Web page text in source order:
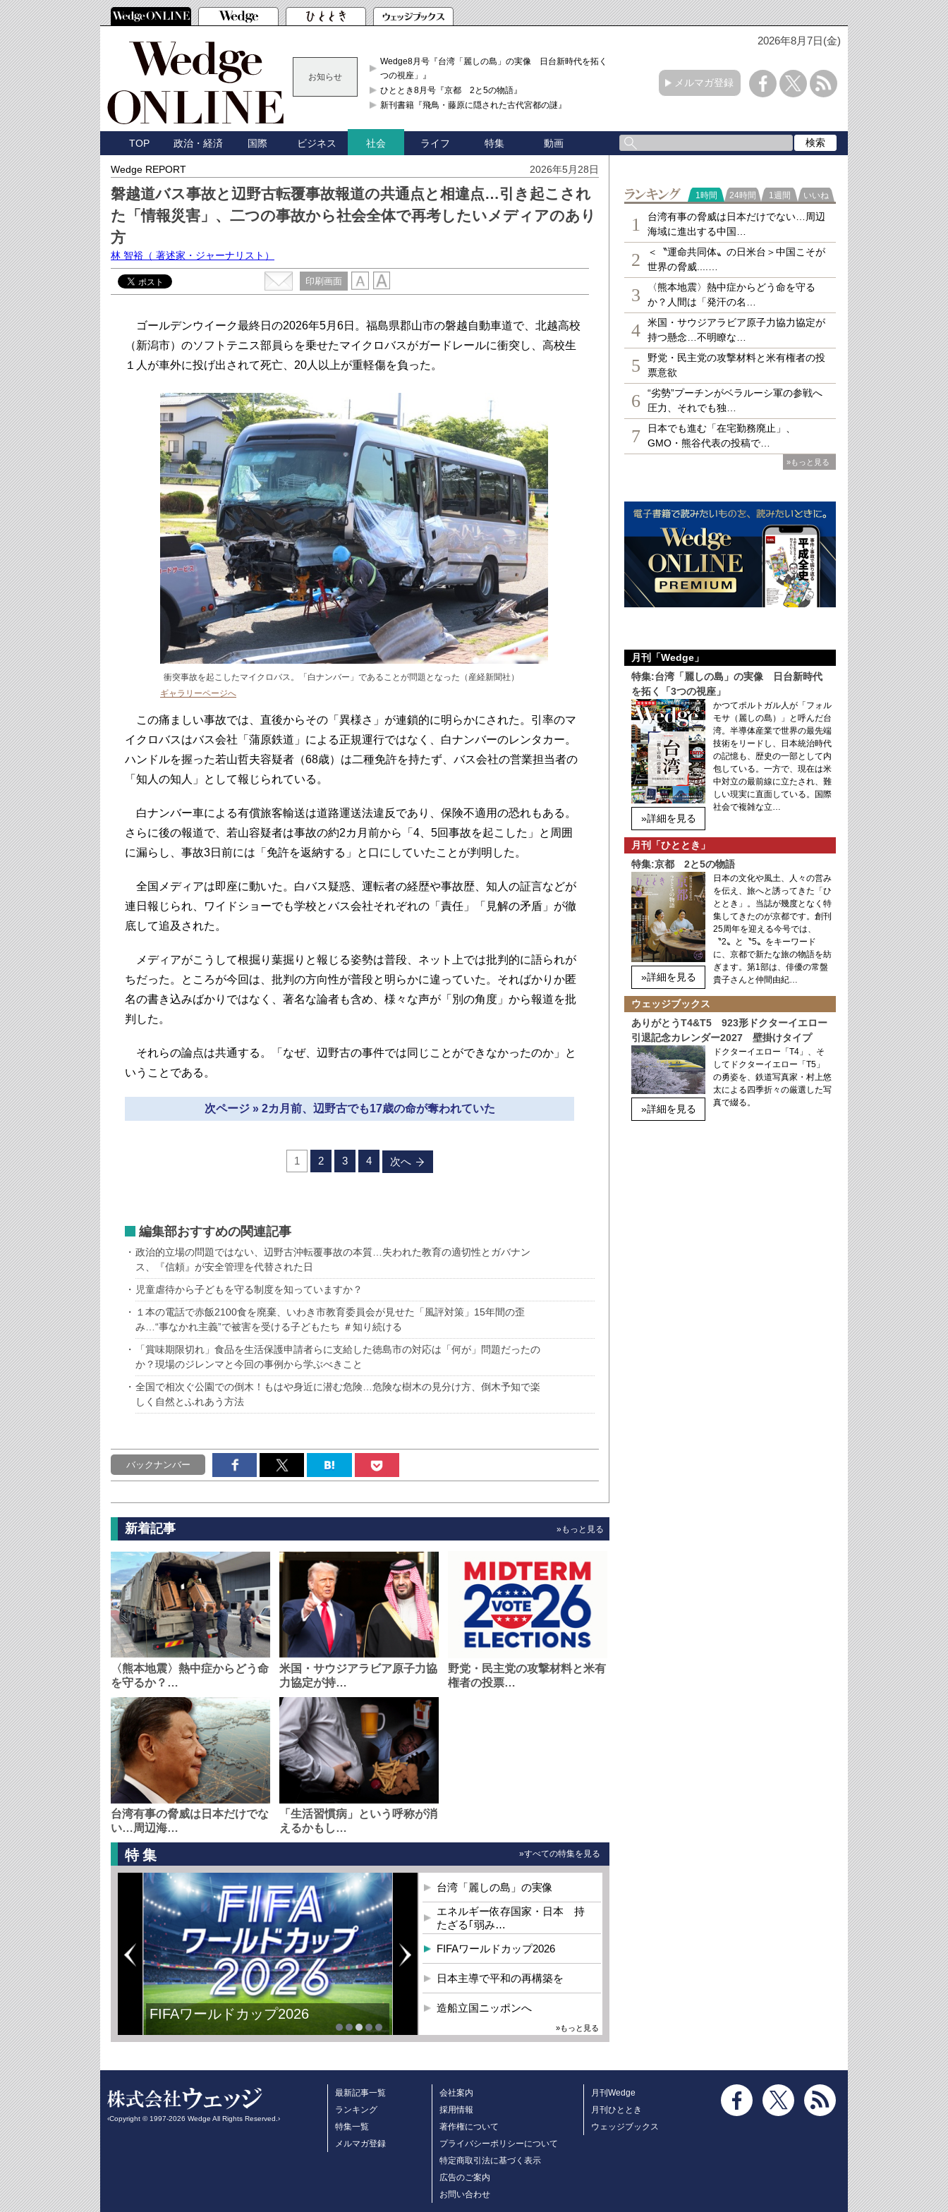
2026年8月7日(金)
お知らせ
Wedge8月号『台湾「麗しの島」の実像 日台新時代を拓く「3
つの視座」』
ひととき8月号『京都 2と5の物語』
新刊書籍『飛鳥・藤原に隠された古代宮都の謎』
メルマガ登録
TOP 政治・経済 国際 ビジネス 社会 ライフ 特集 動画
Wedge REPORT 2026年5月28日
磐越道バス事故と辺野古転覆事故報道の共通点と相違点…引き起こされ
た「情報災害」、二つの事故から社会全体で再考したいメディアのあり
方
林 智裕 （ 著述家・ジャーナリスト）
印刷画面
ゴールデンウイーク最終日の2026年5月6日。福島県郡山市の磐越自動車道で、北越高校
（新潟市）のソフトテニス部員らを乗せたマイクロバスがガードレールに衝突し、高校生
１人が車外に投げ出されて死亡、20人以上が重軽傷を負った。
衝突事故を起こしたマイクロバス。「白ナンバー」であることが問題となった（産経新聞社）
ギャラリーページへ
この痛ましい事故では、直後からその「異様さ」が連鎖的に明らかにされた。引率のマ
イクロバスはバス会社「蒲原鉄道」による正規運行ではなく、白ナンバーのレンタカー。
ハンドルを握った若山哲夫容疑者（68歳）は二種免許を持たず、バス会社の営業担当者の
「知人の知人」として報じられている。
白ナンバー車による有償旅客輸送は道路運送法違反であり、保険不適用の恐れもある。
さらに後の報道で、若山容疑者は事故の約2カ月前から「4、5回事故を起こした」と周囲
に漏らし、事故3日前には「免許を返納する」と口にしていたことが判明した。
全国メディアは即座に動いた。白バス疑惑、運転者の経歴や事故歴、知人の証言などが
連日報じられ、ワイドショーでも学校とバス会社それぞれの「責任」「見解の矛盾」が徹
底して追及された。
メディアがこうして根掘り葉掘りと報じる姿勢は普段、ネット上では批判的に語られが
ちだった。ところが今回は、批判の方向性が普段と明らかに違っていた。そればかりか匿
名の書き込みばかりではなく、著名な論者も含め、様々な声が「別の角度」から報道を批
判した。
それらの論点は共通する。「なぜ、辺野古の事件では同じことができなかったのか」と
いうことである。
次ページ » 2カ月前、辺野古でも17歳の命が奪われていた
1 2 3 4 次へ
編集部おすすめの関連記事
政治的立場の問題ではない、辺野古沖転覆事故の本質…失われた教育の適切性とガバナン
ス、『信頼』が安全管理を代替された日
児童虐待から子どもを守る制度を知っていますか？
１本の電話で赤飯2100食を廃棄、いわき市教育委員会が見せた「風評対策」15年間の歪
み…“事なかれ主義”で被害を受ける子どもたち ＃知り続ける
「賞味期限切れ」食品を生活保護申請者らに支給した徳島市の対応は「何が」問題だったの
か？現場のジレンマと今回の事例から学ぶべきこと
全国で相次ぐ公園での倒木！もはや身近に潜む危険…危険な樹木の見分け方、倒木予知で楽
しく自然とふれあう方法
バックナンバー
新着記事 »もっと見る
〈熊本地震〉熱中症からどう命
を守るか？…
米国・サウジアラビア原子力協
力協定が持…
野党・民主党の攻撃材料と米有
権者の投票…
台湾有事の脅威は日本だけでな
い…周辺海…
「生活習慣病」という呼称が消
えるかもし…
特集 »すべての特集を見る
FIFAワールドカップ2026
台湾「麗しの島」の実像
エネルギー依存国家・日本 持
たざる｢弱み…
FIFAワールドカップ2026
日本主導で平和の再構築を
造船立国ニッポンへ
»もっと見る
ランキング
1時間 24時間 1週間 いいね
1
台湾有事の脅威は日本だけでない…周辺
海域に進出する中国…
2
＜〝運命共同体〟の日米台＞中国こそが
世界の脅威....…
3
〈熊本地震〉熱中症からどう命を守る
か？人間は「発汗の名…
4
米国・サウジアラビア原子力協力協定が
持つ懸念…不明瞭な…
5
野党・民主党の攻撃材料と米有権者の投
票意欲
6
“劣勢”プーチンがベラルーシ軍の参戦へ
圧力、それでも独…
7
日本でも進む「在宅勤務廃止」、
GMO・熊谷代表の投稿で…
»もっと見る
月刊「Wedge」
特集:台湾「麗しの島」の実像 日台新時代
を拓く「3つの視座」
»詳細を見る
かつてポルトガル人が「フォル
モサ（麗しの島）」と呼んだ台
湾。半導体産業で世界の最先端
技術をリードし、日本統治時代
の記憶も、歴史の一部として内
包している。一方で、現在は米
中対立の最前線に立たされ、難
しい現実に直面している。国際
社会で複雑な立…
月刊「ひととき」
特集:京都 2と5の物語
»詳細を見る
日本の文化や風土、人々の営み
を伝え、旅へと誘ってきた「ひ
ととき」。当誌が幾度となく特
集してきたのが京都です。創刊
25周年を迎える今号では、
〝2〟と〝5〟をキーワード
に、京都で新たな旅の物語を紡
ぎます。第1部は、俳優の常盤
貴子さんと仲間由紀…
ウェッジブックス
ありがとうT4&T5 923形ドクターイエロー
引退記念カレンダー2027 壁掛けタイプ
»詳細を見る
ドクターイエロー「T4」、そ
してドクターイエロー「T5」
の勇姿を、鉄道写真家・村上悠
太による四季折々の厳選した写
真で綴る。
‹Copyright © 1997-2026 Wedge All Rights Reserved.›
最新記事一覧
ランキング
特集一覧
メルマガ登録
会社案内
採用情報
著作権について
プライバシーポリシーについて
特定商取引法に基づく表示
広告のご案内
お問い合わせ
月刊Wedge
月刊ひととき
ウェッジブックス